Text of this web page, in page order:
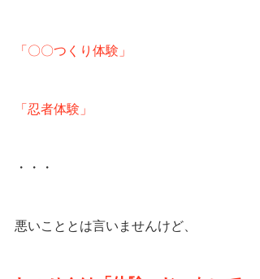
「〇〇つくり体験」
「忍者体験」
・・・
悪いこととは言いませんけど、